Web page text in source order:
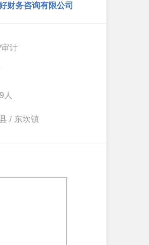
财务咨询有限公司
计
人
/ 东坎镇